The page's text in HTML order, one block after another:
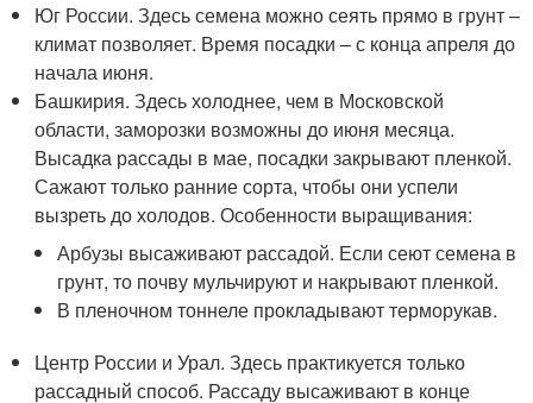
Юг России. Здесь семена можно сеять прямо в грунт –
климат позволяет. Время посадки – с конца апреля до
начала июня.
Башкирия. Здесь холоднее, чем в Московской
области, заморозки возможны до июня месяца.
Высадка рассады в мае, посадки закрывают пленкой.
Сажают только ранние сорта, чтобы они успели
вызреть до холодов. Особенности выращивания:
Арбузы высаживают рассадой. Если сеют семена в
грунт, то почву мульчируют и накрывают пленкой.
В пленочном тоннеле прокладывают терморукав.
Центр России и Урал. Здесь практикуется только
рассадный способ. Рассаду высаживают в конце